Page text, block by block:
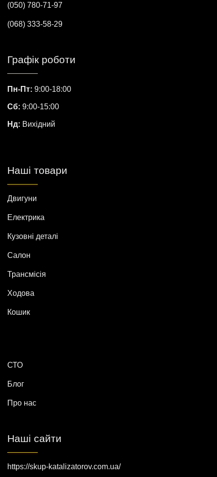
(050) 780-71-97
(068) 333-58-29
Графік роботи
Пн-Пт: 9:00-18:00
Сб: 9:00-15:00
Нд: Вихідний
Наші товари
Двигуни
Електрика
Кузовні деталі
Салон
Трансмісія
Ходова
Кошик
СТО
Блог
Про нас
Наші сайти
https://skup-katalizatorov.com.ua/